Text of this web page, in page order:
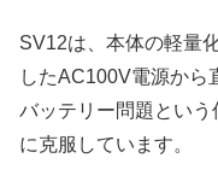
SV12は、本体の軽量
したAC100V電源から
バッテリー問題とい
に克服しています。